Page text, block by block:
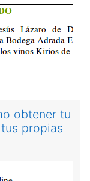
obtener tu
propias